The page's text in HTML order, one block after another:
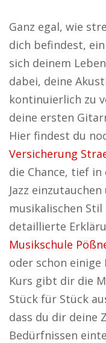
Ganz egal, wie
dich befindest,
sich deinem
dabei, deine
kontinuierlich zu
deine ersten
Hier findest du
Versicherung
die Chance, tief in
Jazz
musikalischen
detaillierte
Musikschule
oder schon
Kurs gibt dir die
Stück für Stück
dass du dir deine
Bedürfnissen